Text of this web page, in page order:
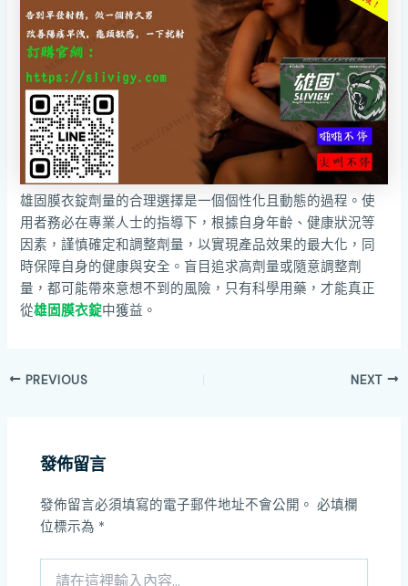
雄固膜衣錠劑量的合理選擇是一個個性化且動態的過程。使
用者務必在專業人士的指導下，根據自身年齡、健康狀況等
因素，謹慎確定和調整劑量，以實現產品效果的最大化，同
時保障自身的健康與安全。盲目追求高劑量或隨意調整劑
量，都可能帶來意想不到的風險，只有科學用藥，才能真正
從雄固膜衣錠中獲益。
PREVIOUS NEXT
發佈留言
發佈留言必須填寫的電子郵件地址不會公開。 必填欄
位標示為 *